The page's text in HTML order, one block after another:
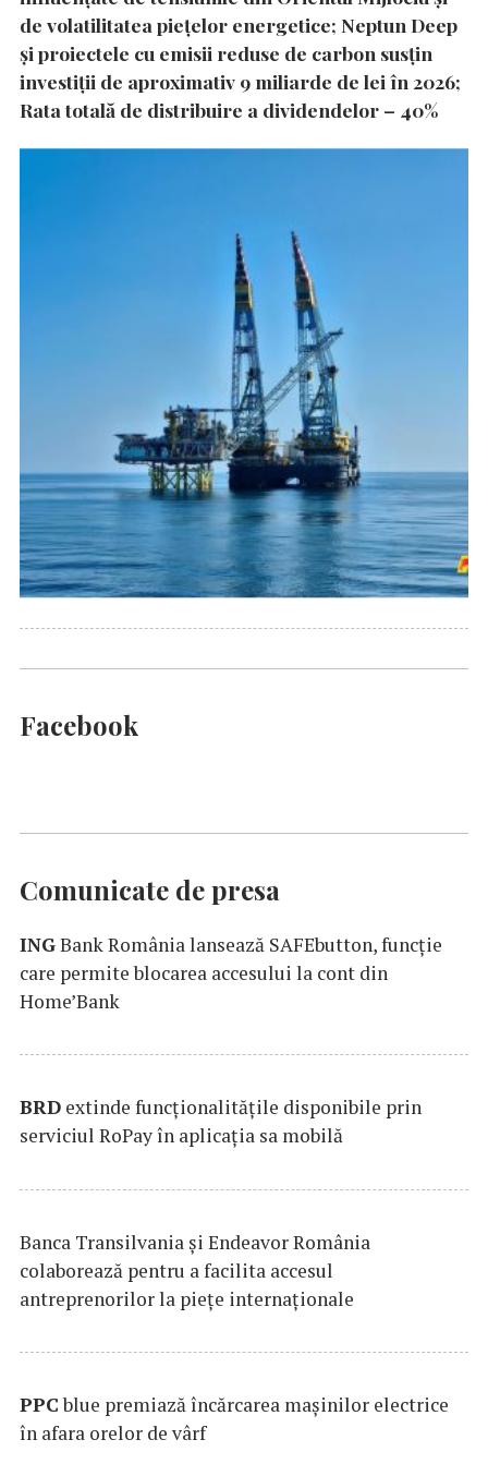
de volatilitatea piețelor energetice; Neptun Deep
și proiectele cu emisii reduse de carbon susțin
investiții de aproximativ 9 miliarde de lei în 2026;
Rata totală de distribuire a dividendelor – 40%
Facebook
Comunicate de presa
INGBank România lansează SAFEbutton, funcţie
care permite blocarea accesului la cont din
Home’Bank
BRD extinde funcţionalităţile disponibile prin
serviciul RoPay în aplicaţia sa mobilă
Banca Transilvania şi Endeavor România
colaborează pentru a facilita accesul
antreprenorilor la pieţe internaţionale
PPCblue premiază încărcarea maşinilor electrice
în afara orelor de vârf